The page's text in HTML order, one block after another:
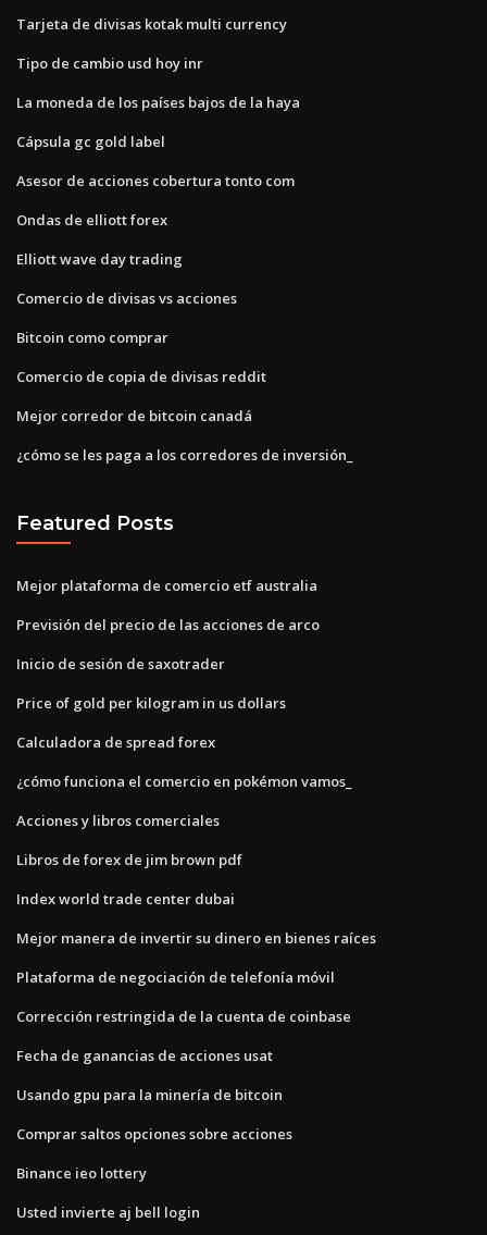
Tarjeta de divisas kotak multi currency
Tipo de cambio usd hoy inr
La moneda de los países bajos de la haya
Cápsula gc gold label
Asesor de acciones cobertura tonto com
Ondas de elliott forex
Elliott wave day trading
Comercio de divisas vs acciones
Bitcoin como comprar
Comercio de copia de divisas reddit
Mejor corredor de bitcoin canadá
¿cómo se les paga a los corredores de inversión_
Featured Posts
Mejor plataforma de comercio etf australia
Previsión del precio de las acciones de arco
Inicio de sesión de saxotrader
Price of gold per kilogram in us dollars
Calculadora de spread forex
¿cómo funciona el comercio en pokémon vamos_
Acciones y libros comerciales
Libros de forex de jim brown pdf
Index world trade center dubai
Mejor manera de invertir su dinero en bienes raíces
Plataforma de negociación de telefonía móvil
Corrección restringida de la cuenta de coinbase
Fecha de ganancias de acciones usat
Usando gpu para la minería de bitcoin
Comprar saltos opciones sobre acciones
Binance ieo lottery
Usted invierte aj bell login